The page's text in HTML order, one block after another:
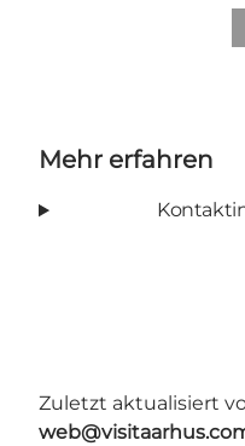
Mehr erfahren
Zuletzt aktualisiert